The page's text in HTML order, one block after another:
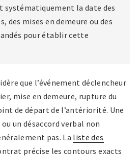
systématiquement la date des
des mises en demeure ou des
pour établir cette
que l’événement déclencheur
mise en demeure, rupture du
de départ de l’antériorité. Une
un désaccord verbal non
pas. La liste des
précise les contours exacts